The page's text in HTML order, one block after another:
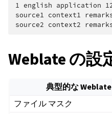
1 english application
source1 context1
Weblate の設
典型的な Weblate
ファイル マスク